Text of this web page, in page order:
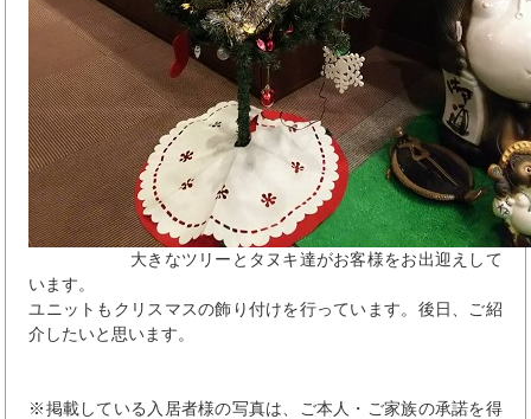
大きなツリーとタヌキ達がお客様をお出迎えして
います。
ユニットもクリスマスの飾り付けを行っています。後日、ご紹
介したいと思います。
※掲載している入居者様の写真は、ご本人・ご家族の承諾を得